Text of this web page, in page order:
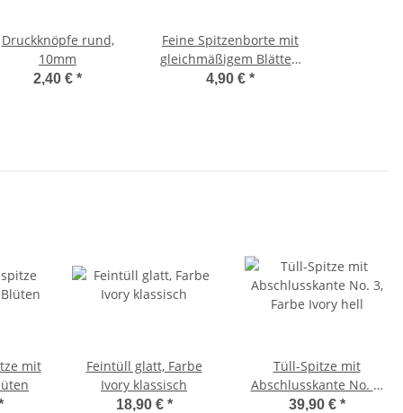
Druckknöpfe rund,
10mm
2,40 € *
Feine Spitzenborte mit
gleichmäßigem Blätter-
Muster
4,90 € *
mit
Feintüll glatt, Farbe
Ivory klassisch
18,90 € *
Tüll-Spitze mit
Abschlusskante No. 3,
Farbe Ivory hell
39,90 € *